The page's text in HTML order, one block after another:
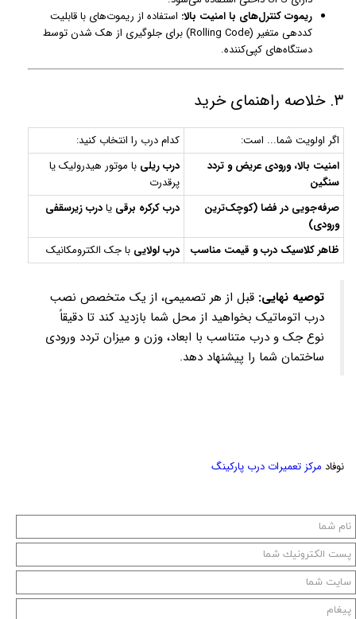
ریموت کنترل‌های با امنیت بالا: استفاده از ریموت‌های با قابلیت
کددهی متغیر (Rolling Code) برای جلوگیری از هک شدن توسط
دستگاه‌های کپی‌کننده.
۳. خلاصه راهنمای خرید
اگر اولویت شما... است:
کدام درب را انتخاب کنید:
امنیت بالا، ورودی عریض و تردد
سنگین
درب ریلی با موتور هیدرولیک یا
پرقدرت
صرفه‌جویی در فضا (کوچک‌ترین
ورودی)
درب کرکره برقی یادرب زیرسقفی
ظاهر کلاسیک درب و قیمت مناسب درب لولایی با جک الکترومکانیک
توصیه نهایی: قبل از هر تصمیمی، از یک متخصص نصب
درب اتوماتیک بخواهید از محل شما بازدید کند تا دقیقاً
نوع جک و درب متناسب با ابعاد، وزن و میزان تردد ورودی
ساختمان شما را پیشنهاد دهد.
نوفاد مرکز تعمیرات درب پارکینگ